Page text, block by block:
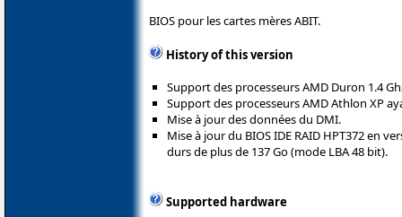
BIOS pour les cartes mères ABIT.
History of this version
Support des processeurs AMD Duron 1.4
Support des processeurs AMD Athlon XP
Mise à jour des données du DMI.
Mise à jour du BIOS IDE RAID HPT372 en
durs de plus de 137 Go (mode LBA 48 bit).
Supported hardware